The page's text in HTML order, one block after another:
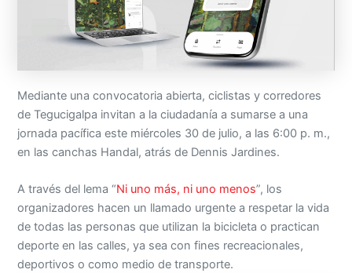
Mediante una convocatoria abierta, ciclistas y corredores
de Tegucigalpa invitan a la ciudadanía a sumarse a una
jornada pacífica este miércoles 30 de julio, a las 6:00 p. m.,
en las canchas Handal, atrás de Dennis Jardines.
A través del lema “Ni uno más, ni uno menos”, los
organizadores hacen un llamado urgente a respetar la vida
de todas las personas que utilizan la bicicleta o practican
deporte en las calles, ya sea con fines recreacionales,
deportivos o como medio de transporte.